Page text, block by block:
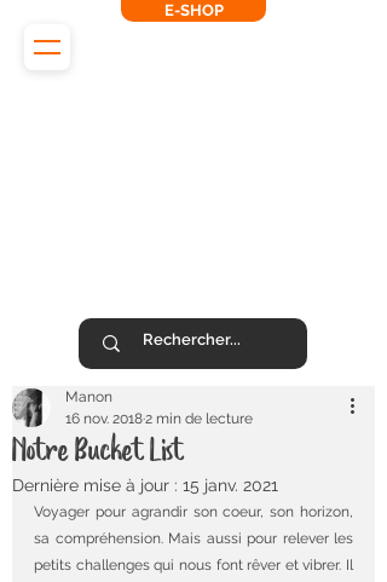
E-SHOP
Notre Bucket List
Manon
16 nov. 20182 min de lecture
Dernière mise à jour : 15 janv. 2021
Voyager pour agrandir son coeur, son horizon,
sa compréhension. Mais aussi pour relever les
petits challenges qui nous font rêver et vibrer. Il